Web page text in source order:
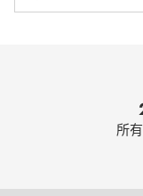
所